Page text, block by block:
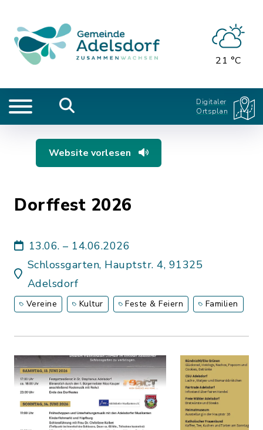
21 °C
Digitaler
Ortsplan
Website vorlesen
Dorffest 2026
13.06. – 14.06.2026
Schlossgarten, Hauptstr. 4, 91325
Adelsdorf
Vereine Kultur Feste & Feiern Familien